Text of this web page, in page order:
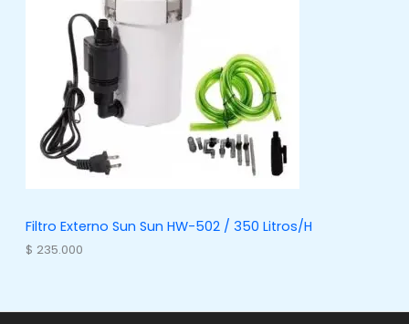
Filtro Externo Sun Sun HW-502 / 350 Litros/H
$ 235.000